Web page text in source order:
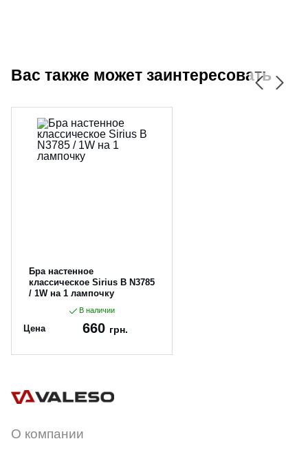
Вас также может заинтересовать
Бра настенное
классическое Sirius B N3785
/ 1W на 1 лампочку
В наличии
Цена 660 грн.
О компании